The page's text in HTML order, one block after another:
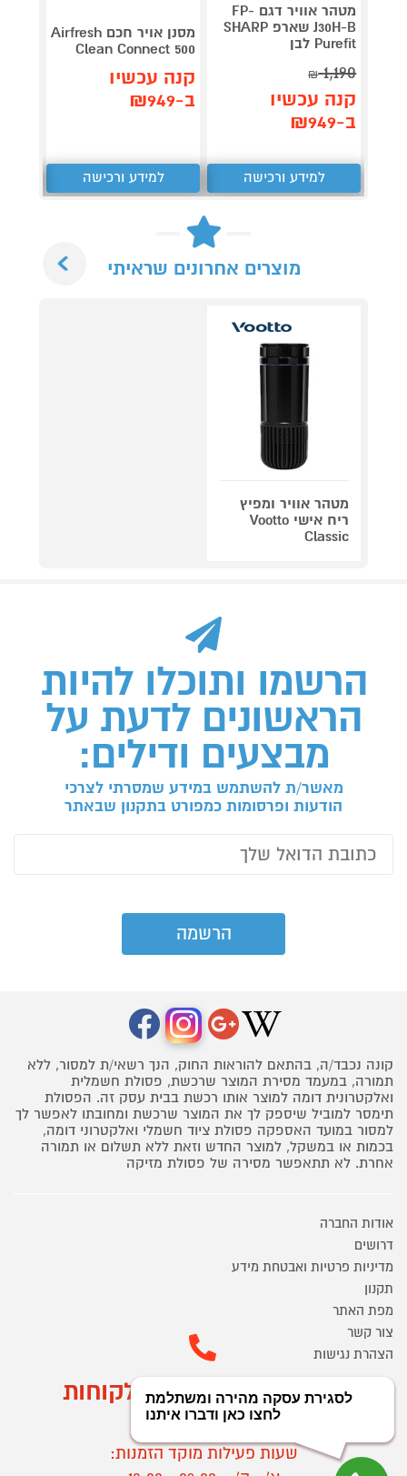
מטהר אוויר דגם FP-
J30H-B שארפ SHARP
Purefit לבן
1,190
₪
קנה עכשיו
ב-₪949
למידע ורכישה
מסנן אויר חכם Airfresh
Clean Connect 500
קנה עכשיו
ב-₪949
למידע ורכישה
מוצרים אחרונים שראיתי
מטהר אוויר ומפיץ
ריח אישי Vootto
Classic
הרשמו ותוכלו להיות
הראשונים לדעת על
מבצעים ודילים:
מאשר/ת להשתמש במידע שמסרתי לצרכי
הודעות ופרסומות כמפורט בתקנון שבאתר
קונה נכבד/ה, בהתאם להוראות החוק, הנך רשאי/ת למסור, ללא
תמורה, במעמד מסירת המוצר שרכשת, פסולת חשמלית
ואלקטרונית דומה למוצר אותו רכשת בבית עסק זה. הפסולת
תימסר למוביל שיספק לך את המוצר שרכשת ומחובתו לאפשר לך
למסור במועד האספקה פסולת ציוד חשמלי ואלקטרוני דומה,
בכמות או במשקל, למוצר החדש וזאת ללא תשלום או תמורה
אחרת. לא תתאפשר מסירה של פסולת מזיקה
אודות החברה
דרושים
מדיניות פרטיות ואבטחת מידע
תקנון
מפת האתר
צור קשר
הצהרת נגישות
מוקד הזמנות ושירות לקוחות
03-9545370
שעות פעילות מוקד הזמנות: